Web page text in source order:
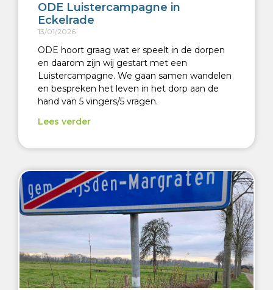
ODE Luistercampagne in
Eckelrade
13/01/2026
ODE hoort graag wat er speelt in de dorpen
en daarom zijn wij gestart met een
Luistercampagne. We gaan samen wandelen
en bespreken het leven in het dorp aan de
hand van 5 vingers/5 vragen.
Lees verder